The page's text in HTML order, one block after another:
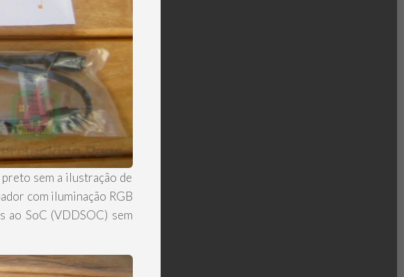
preto sem a ilustração de
com iluminação RGB
ao SoC (VDDSOC) sem